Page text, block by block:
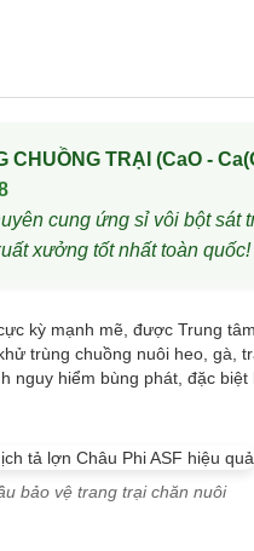
TRẠI (CaO -
cung ứng sỉ vôi bột sát
xưởng tốt nhất toàn quốc!
kỳ mạnh mẽ, được Trung
trùng chuồng nuôi heo, gà,
nguy hiểm bùng phát, đặc biệt
bảo vệ trang trại chăn nuôi